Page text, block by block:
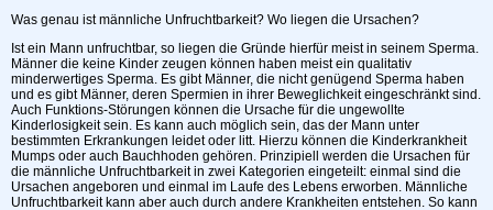
Was genau ist männliche Unfruchtbarkeit? Wo liegen die Ursachen?
Ist ein Mann unfruchtbar, so liegen die Gründe hierfür meist in seinem Sperma.
Männer die keine Kinder zeugen können haben meist ein qualitativ
minderwertiges Sperma. Es gibt Männer, die nicht genügend Sperma haben
und es gibt Männer, deren Spermien in ihrer Beweglichkeit eingeschränkt sind.
Auch Funktions-Störungen können die Ursache für die ungewollte
Kinderlosigkeit sein. Es kann auch möglich sein, das der Mann unter
bestimmten Erkrankungen leidet oder litt. Hierzu können die Kinderkrankheit
Mumps oder auch Bauchhoden gehören. Prinzipiell werden die Ursachen für
die männliche Unfruchtbarkeit in zwei Kategorien eingeteilt: einmal sind die
Ursachen angeboren und einmal im Laufe des Lebens erworben. Männliche
Unfruchtbarkeit kann aber auch durch andere Krankheiten entstehen. So kann